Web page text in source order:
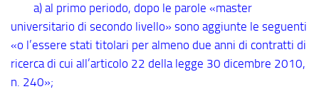
a) al primo periodo, dopo le parole «master
universitario di secondo livello» sono aggiunte le seguenti
«o l’essere stati titolari per almeno due anni di contratti di
ricerca di cui all’articolo 22 della legge 30 dicembre 2010,
n. 240»;